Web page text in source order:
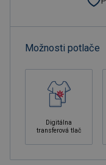
Možnosti potlače
Digitálna
transferová tlač